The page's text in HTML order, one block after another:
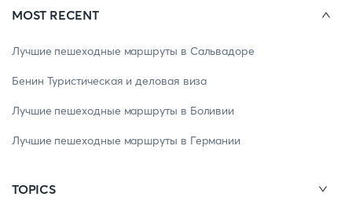
MOST RECENT
Лучшие пешеходные маршруты в Сальвадоре
Бенин Туристическая и деловая виза
Лучшие пешеходные маршруты в Боливии
Лучшие пешеходные маршруты в Германии
TOPICS